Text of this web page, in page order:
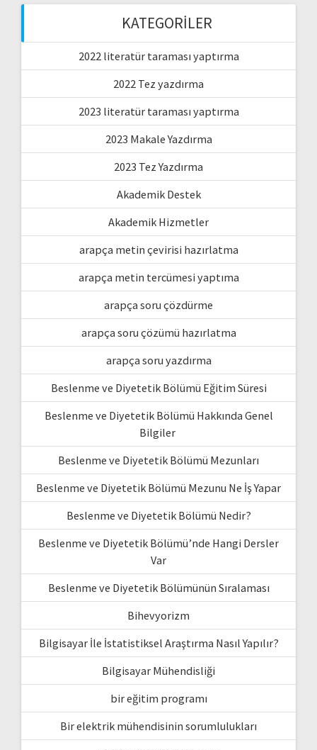
KATEGORILER
2022 literatür taraması yaptırma
2022 Tez yazdırma
2023 literatür taraması yaptırma
2023 Makale Yazdırma
2023 Tez Yazdırma
Akademik Destek
Akademik Hizmetler
arapça metin çevirisi hazırlatma
arapça metin tercümesi yaptıma
arapça soru çözdürme
arapça soru çözümü hazırlatma
arapça soru yazdırma
Beslenme ve Diyetetik Bölümü Eğitim Süresi
Beslenme ve Diyetetik Bölümü Hakkında Genel
Bilgiler
Beslenme ve Diyetetik Bölümü Mezunları
Beslenme ve Diyetetik Bölümü Mezunu Ne İş Yapar
Beslenme ve Diyetetik Bölümü Nedir?
Beslenme ve Diyetetik Bölümü’nde Hangi Dersler
Var
Beslenme ve Diyetetik Bölümünün Sıralaması
Bihevyorizm
Bilgisayar İle İstatistiksel Araştırma Nasıl Yapılır?
Bilgisayar Mühendisliği
bir eğitim programı
Bir elektrik mühendisinin sorumlulukları